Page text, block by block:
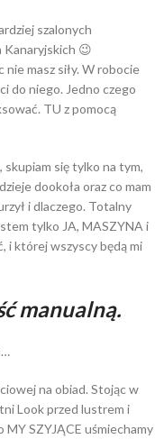
szalonych
Kanaryjskich 😉
nie masz siły. W robocie
do niego. Jedno czego
TU z pomocą
skupiam się tylko na tym,
dookoła oraz co mam
i dlaczego. Totalny
tylko JA, MASZYNA i
i której wszyscy będą mi
manualną.
na obiad. Stojąc w
Look przed lustrem i
SZYJĄCE uśmiechamy